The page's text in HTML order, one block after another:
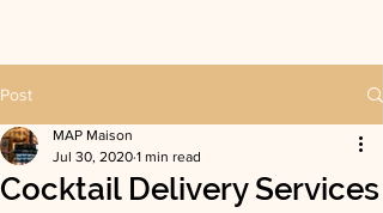
Post
Cocktail Delivery Services
MAP Maison
Jul 30, 2020 1 min read